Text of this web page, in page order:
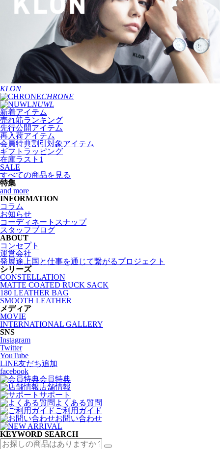
KLON
CHRONE
NUWL
新着アイテム
売れ筋ランキング
先行公開アイテム
再入荷アイテム
会員特典割引対象アイテム
ギフトラッピング
在庫ラスト1
SALE
すべての商品を見る
特集
and more
INFORMATION
コラム
お知らせ
コーディネートスナップ
スタッフブログ
ABOUT
コンセプト
運営会社
発展途上国と仕事を通じて繋がるプロジェクト
シリーズ
CONSTELLATION
MATTE COATED RUCK SACK
180 LEATHER BAG
SMOOTH LEATHER
メディア
MOVIE
INTERNATIONAL GALLERY
SNS
Instagram
Twitter
YouTube
LINE友だち追加
facebook
会員特典
店舗情報
サポート
よくある質問
ご利用ガイド
お問い合わせ
KEYWORD SEARCH